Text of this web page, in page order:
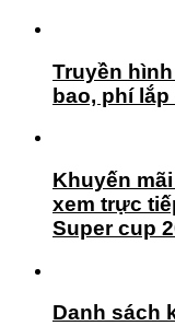
Truyền
bao, phí lắp
Khuyến
xem trực
Super cup
Danh sách